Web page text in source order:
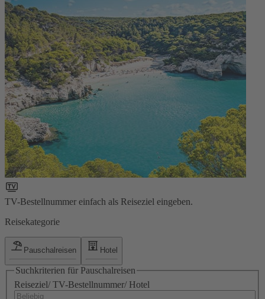
TV-Bestellnummer einfach als Reiseziel eingeben.
Reisekategorie
Pauschalreisen Hotel
Suchkriterien für Pauschalreisen
Reiseziel/ TV-Bestellnummer/ Hotel